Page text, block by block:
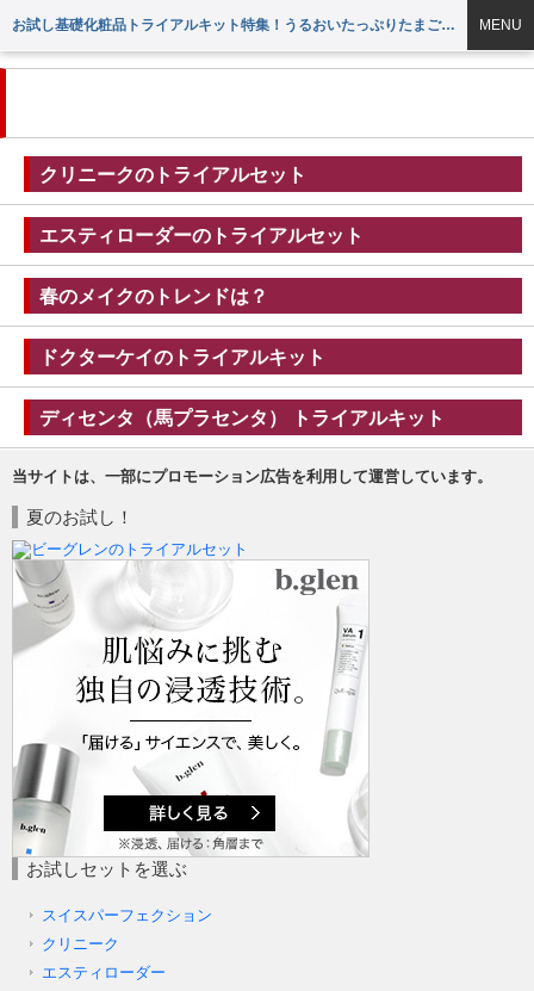
お試し基礎化粧品トライアルキット特集！うるおいたっぷりたまご肌に MENU
クリニークのトライアルセット
エスティローダーのトライアルセット
春のメイクのトレンドは？
ドクターケイのトライアルキット
ディセンタ（馬プラセンタ） トライアルキット
当サイトは、一部にプロモーション広告を利用して運営しています。
夏のお試し！
お試しセットを選ぶ
スイスパーフェクション
クリニーク
エスティローダー